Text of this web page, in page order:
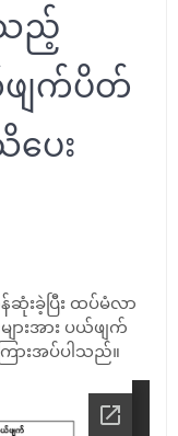
ည့်
ဖျက်ပိတ်
ပေး
းခဲ့ပြီး ထပ်မံလာ
းအား ပယ်ဖျက်
ြားအပ်ပါသည်။